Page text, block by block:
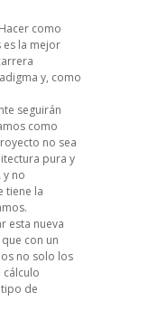
como
es la mejor
y, como
seguirán
como
no sea
pura y
y no
tiene la
esta nueva
con un
no solo los
de